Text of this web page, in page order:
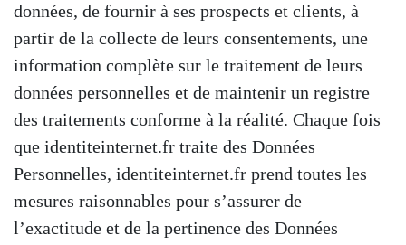
données, de fournir à ses prospects et clients, à
partir de la collecte de leurs consentements, une
information complète sur le traitement de leurs
données personnelles et de maintenir un registre
des traitements conforme à la réalité. Chaque fois
que identiteinternet.fr traite des Données
Personnelles, identiteinternet.fr prend toutes les
mesures raisonnables pour s’assurer de
l’exactitude et de la pertinence des Données